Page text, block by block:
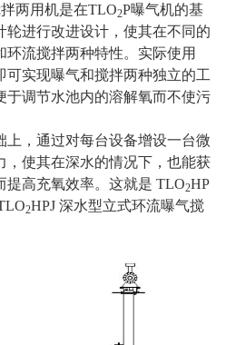
两用机是在TLO2P曝气机的基
轮进行改进设计，使其在不同的
流搅拌两种特性。实际使用
可实现曝气和搅拌两种独立的工
于调节水池内的溶解氧而不使污
上，通过对每台设备增设一台微
，使其在深水的情况下，也能获
提高充氧效率。这就是 TLO2HP
2HPJ 深水型立式环流曝气搅